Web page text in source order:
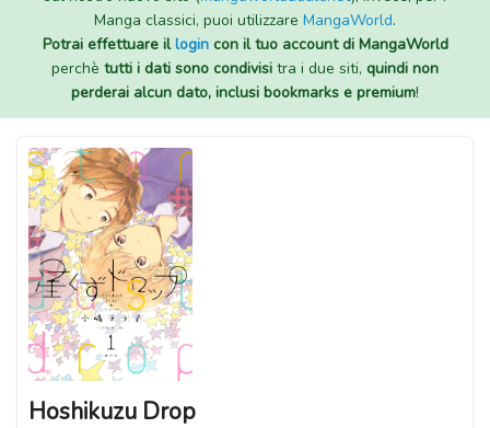
Manga classici, puoi utilizzare MangaWorld.
Potrai effettuare illogincon il tuo account di MangaWorld
perchè tutti i dati sono condivisi tra i due siti, quindi non
perderai alcun dato, inclusi bookmarks e premium!
Hoshikuzu Drop